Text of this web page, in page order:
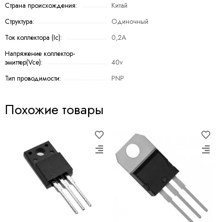
Страна происхождения:
Китай
Структура:
Одиночный
Ток коллектора (Ic):
0,2A
Напряжение коллектор-
эмиттер(Vce):
40v
Тип проводимости:
PNP
Похожие товары